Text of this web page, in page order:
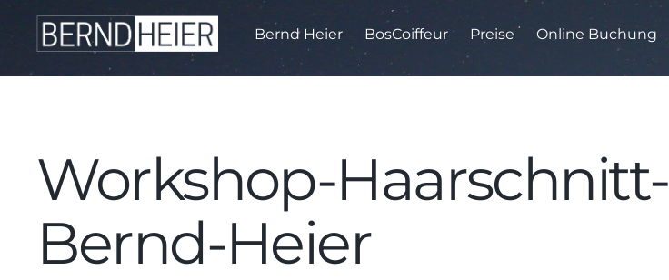
Bernd Heier BosCoiffeur Preise Online Buchung
Workshop-Haarschnitt-
Bernd-Heier